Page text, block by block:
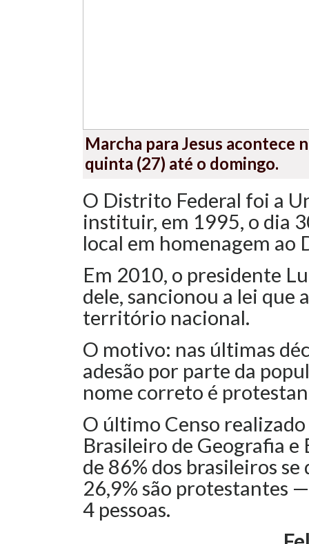
Marcha para Jesus acontece
quinta (27) até o domingo.
O Distrito Federal foi a
instituir, em 1995, o dia
local em homenagem ao
Em 2010, o presidente
dele, sancionou a lei que
território nacional.
O motivo: nas últimas
adesão por parte da
nome correto é
O último Censo
Brasileiro de Geografia
de 86% dos brasileiros
26,9% são protestantes
4 pessoas.